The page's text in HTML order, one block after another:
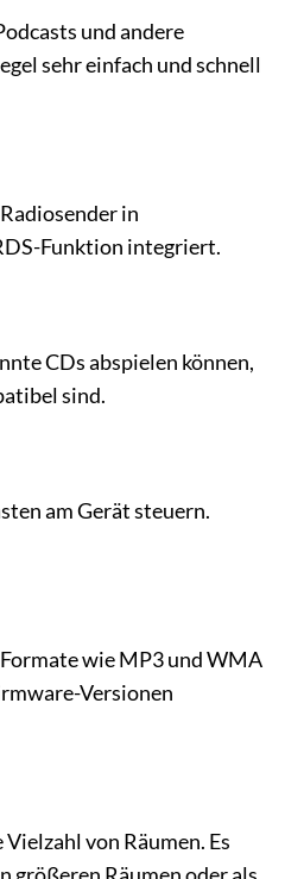
und andere
sehr einfach und schnell
in
Funktion integriert.
CDs abspielen können,
sind.
am Gerät steuern.
wie MP3 und WMA
Versionen
von Räumen. Es